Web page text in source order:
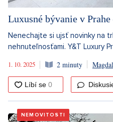
Luxusné bývanie v
Nenechajte si ujsť novinky na
nehnuteľnosťami. Y&T Luxury
1. 10. 2025
2 minuty
NEMOVITOSTI